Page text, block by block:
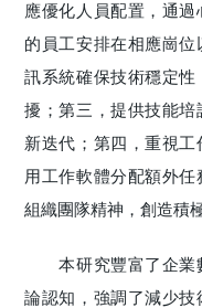
應優化人員配置，通
的員工安排在相應崗
訊系統確保技術穩定
擾；第三，提供技能
新迭代；第四，重視
用工作軟體分配額外
組織團隊精神，創造積
本研究豐富了企業
論認知，強調了減少